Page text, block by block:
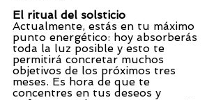
El ritual del solsticio
Actualmente, estás en tu máximo
punto energético: hoy absorberás
toda la luz posible y esto te
permitirá concretar muchos
objetivos de los próximos tres
meses. Es hora de que te
concentres en tus deseos y